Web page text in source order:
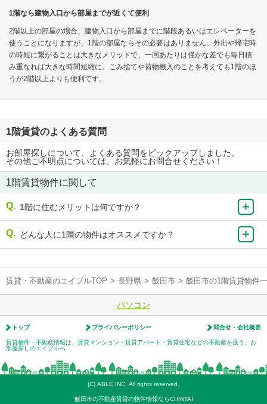
1階なら建物入口から部屋までが近くて便利
2階以上の部屋の場合、建物入口から部屋までに階段あるいはエレベーターを
使うことになりますが、1階の部屋ならその必要はありません。外出や帰宅時
の時短に繋がることは大きなメリットで、一回あたりは僅かな差でも毎日積
み重なれば大きな時間短縮に。ごみ捨てや荷物搬入のことを考えても1階のほ
うが2階以上よりも便利です。
1階賃貸のよくある質問
お部屋探しについて、よくある質問をピックアップしました。
その他ご不明点については、お気軽にお問合せください！
1階賃貸物件に関して
1階に住むメリットは何ですか？
どんな人に1階の物件はオススメですか？
賃貸・不動産のエイブルTOP > 長野県 > 飯田市 > 飯田市の1階賃貸物件
パソコン
トップ プライバシーポリシー 問合せ・会社概要
賃貸物件・不動産情報は、賃貸マンション・賃貸アパート・賃貸住宅などの不動産を扱う、お
部屋探しのエイブルへ
(C) ABLE INC. All rights reserved.
飯田市の不動産賃貸の物件情報ならCHINTAI